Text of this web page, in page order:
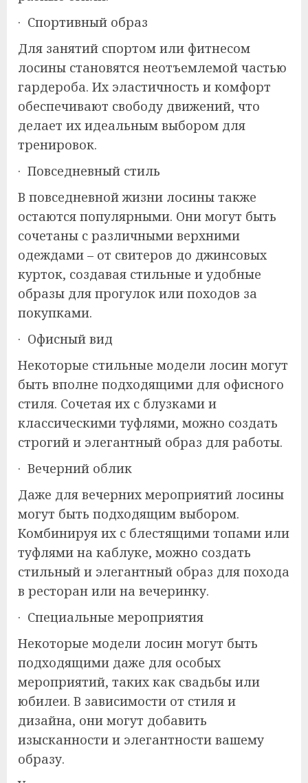
· Спортивный образ
Для занятий спортом или фитнесом
лосины становятся неотъемлемой частью
гардероба. Их эластичность и комфорт
обеспечивают свободу движений, что
делает их идеальным выбором для
тренировок.
· Повседневный стиль
В повседневной жизни лосины также
остаются популярными. Они могут быть
сочетаны с различными верхними
одеждами – от свитеров до джинсовых
курток, создавая стильные и удобные
образы для прогулок или походов за
покупками.
· Офисный вид
Некоторые стильные модели лосин могут
быть вполне подходящими для офисного
стиля. Сочетая их с блузками и
классическими туфлями, можно создать
строгий и элегантный образ для работы.
· Вечерний облик
Даже для вечерних мероприятий лосины
могут быть подходящим выбором.
Комбинируя их с блестящими топами или
туфлями на каблуке, можно создать
стильный и элегантный образ для похода
в ресторан или на вечеринку.
· Специальные мероприятия
Некоторые модели лосин могут быть
подходящими даже для особых
мероприятий, таких как свадьбы или
юбилеи. В зависимости от стиля и
дизайна, они могут добавить
изысканности и элегантности вашему
образу.